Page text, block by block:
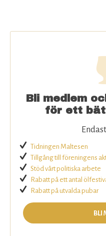
Bli medlem
för ett
Tidningen Maltesen
Tillgång till föreningens
Stöd vårt politiska arbete
Rabatt på ett antal
Rabatt på utvalda pubar
BLI